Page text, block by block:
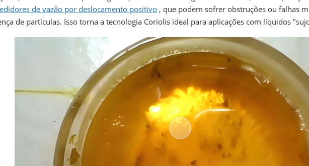
de vazão por deslocamento positivo, que podem sofrer obstruções ou falhas
de partículas. Isso torna a tecnologia Coriolis ideal para aplicações com líquidos